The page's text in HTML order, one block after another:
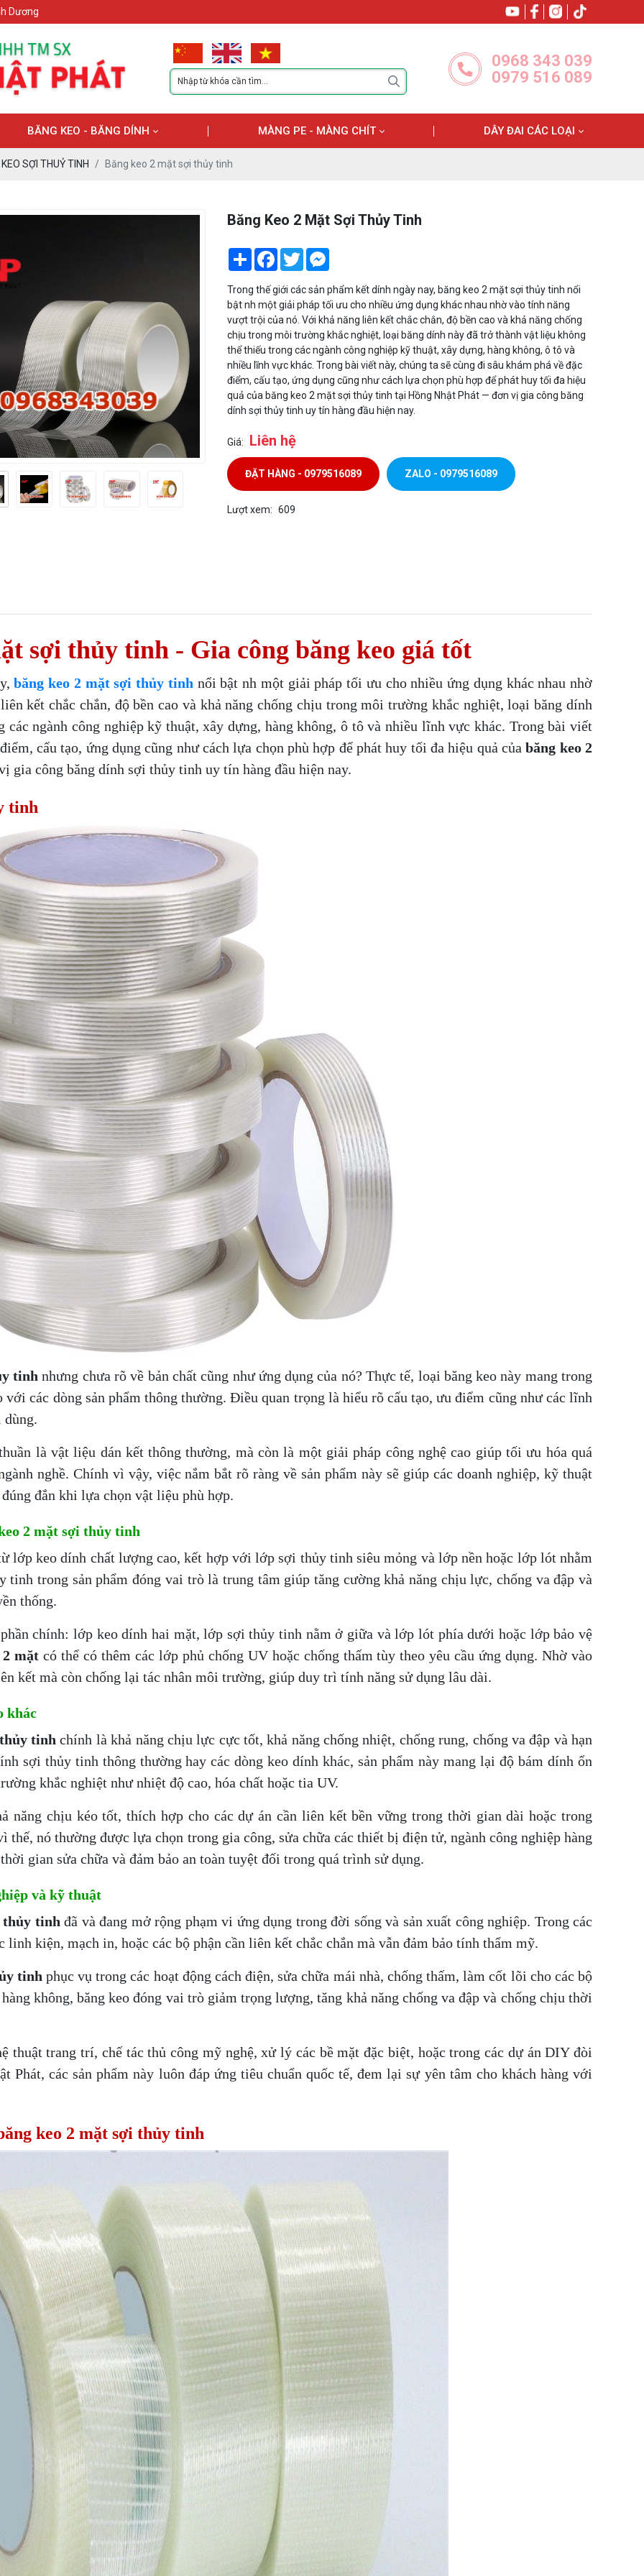
Dương
0968 343 039
0979 516 089
BĂNG KEO - BĂNG DÍNH MÀNG PE - MÀNG CHÍT DÂY ĐAI CÁC LOẠI
SỢI THUỶ TINH Băng keo 2 mặt sợi thủy tinh
Băng Keo 2 Mặt Sợi Thủy Tinh
ShareFacebook
TwitterMessenger
Trong thế giới các sản phẩm kết dính ngày nay, băng keo 2 mặt sợi thủy tinh nổi
bật nh một giải pháp tối ưu cho nhiều ứng dụng khác nhau nhờ vào tính năng
vượt trội của nó. Với khả năng liên kết chắc chắn, độ bền cao và khả năng chống
chịu trong môi trường khắc nghiệt, loại băng dính này đã trở thành vật liệu không
thể thiếu trong các ngành công nghiệp kỹ thuật, xây dựng, hàng không, ô tô và
nhiều lĩnh vực khác. Trong bài viết này, chúng ta sẽ cùng đi sâu khám phá về đặc
điểm, cấu tạo, ứng dụng cũng như cách lựa chọn phù hợp để phát huy tối đa hiệu
quả của băng keo 2 mặt sợi thủy tinh tại Hồng Nhật Phát — đơn vị gia công băng
dính sợi thủy tinh uy tín hàng đầu hiện nay.
Giá: Liên hệ
ĐẶT HÀNG - 0979516089 ZALO - 0979516089
Lượt xem: 609
sợi thủy tinh - Gia công băng keo giá tốt
băng keo 2 mặt sợi thủy tinh nổi bật nh một giải pháp tối ưu cho nhiều ứng dụng khác nhau nhờ
kết chắc chắn, độ bền cao và khả năng chống chịu trong môi trường khắc nghiệt, loại băng dính
ngành công nghiệp kỹ thuật, xây dựng, hàng không, ô tô và nhiều lĩnh vực khác. Trong bài viết
cấu tạo, ứng dụng cũng như cách lựa chọn phù hợp để phát huy tối đa hiệu quả củabăng keo 2
gia công băng dính sợi thủy tinh uy tín hàng đầu hiện nay.
tinh
tinh nhưng chưa rõ về bản chất cũng như ứng dụng của nó? Thực tế, loại băng keo này mang trong
các dòng sản phẩm thông thường. Điều quan trọng là hiểu rõ cấu tạo, ưu điểm cũng như các lĩnh
là vật liệu dán kết thông thường, mà còn là một giải pháp công nghệ cao giúp tối ưu hóa quá
nghề. Chính vì vậy, việc nắm bắt rõ ràng về sản phẩm này sẽ giúp các doanh nghiệp, kỹ thuật
đắn khi lựa chọn vật liệu phù hợp.
2 mặt sợi thủy tinh
lớp keo dính chất lượng cao, kết hợp với lớp sợi thủy tinh siêu mỏng và lớp nền hoặc lớp lót nhằm
tinh trong sản phẩm đóng vai trò là trung tâm giúp tăng cường khả năng chịu lực, chống va đập và
thống.
chính: lớp keo dính hai mặt, lớp sợi thủy tinh nằm ở giữa và lớp lót phía dưới hoặc lớp bảo vệ
mặt có thể có thêm các lớp phủ chống UV hoặc chống thấm tùy theo yêu cầu ứng dụng. Nhờ vào
kết mà còn chống lại tác nhân môi trường, giúp duy trì tính năng sử dụng lâu dài.
khác
tinh chính là khả năng chịu lực cực tốt, khả năng chống nhiệt, chống rung, chống va đập và hạn
sợi thủy tinh thông thường hay các dòng keo dính khác, sản phẩm này mang lại độ bám dính ổn
khắc nghiệt như nhiệt độ cao, hóa chất hoặc tia UV.
năng chịu kéo tốt, thích hợp cho các dự án cần liên kết bền vững trong thời gian dài hoặc trong
nó thường được lựa chọn trong gia công, sửa chữa các thiết bị điện tử, ngành công nghiệp hàng
gian sửa chữa và đảm bảo an toàn tuyệt đối trong quá trình sử dụng.
và kỹ thuật
thủy tinh đã và đang mở rộng phạm vi ứng dụng trong đời sống và sản xuất công nghiệp. Trong các
kiện, mạch in, hoặc các bộ phận cần liên kết chắc chắn mà vẫn đảm bảo tính thẩm mỹ.
tinh phục vụ trong các hoạt động cách điện, sửa chữa mái nhà, chống thấm, làm cốt lõi cho các bộ
không, băng keo đóng vai trò giảm trọng lượng, tăng khả năng chống va đập và chống chịu thời
thuật trang trí, chế tác thủ công mỹ nghệ, xử lý các bề mặt đặc biệt, hoặc trong các dự án DIY đòi
Phát, các sản phẩm này luôn đáp ứng tiêu chuẩn quốc tế, đem lại sự yên tâm cho khách hàng với
keo 2 mặt sợi thủy tinh